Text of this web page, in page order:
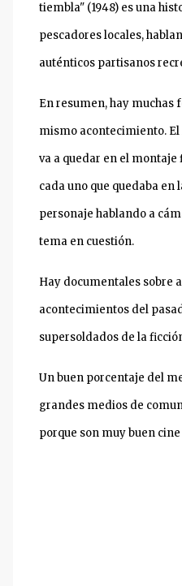
tiembla" (1948) es una
pescadores locales,
auténticos partisanos
En resumen, hay muchas
mismo acontecimiento.
va a quedar en el montaje
cada uno que quedaba en
personaje hablando a
tema en cuestión.
Hay documentales sobre
acontecimientos del
supersoldados de la
Un buen porcentaje del
grandes medios de
porque son muy buen cine